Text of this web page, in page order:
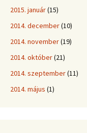
2015. január(15)
2014. december(10)
2014. november(19)
2014. október(21)
2014. szeptember(11)
2014. május (1)